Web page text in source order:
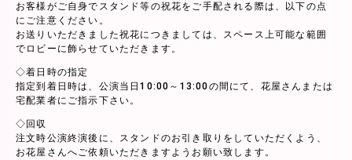
お客様がご自身でスタンド等の祝花をご手配される際は、以下の点
にご注意ください。
お送りいただきました祝花につきましては、スペース上可能な範囲
でロビーに飾らせていただきます。
◇着日時の指定
指定到着日時は、公演当日10:00～13:00の間にて、花屋さんまたは
宅配業者にご指示下さい。
◇回収
注文時公演終演後に、スタンドのお引き取りをしていただくよう、
お花屋さんへご依頼いただきますようお願い致します。